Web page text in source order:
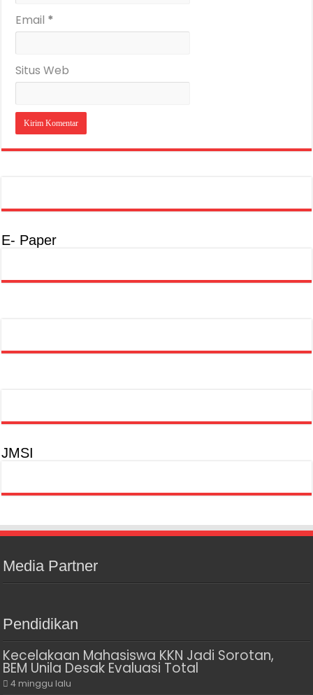
Email *
Situs Web
E- Paper
JMSI
Media Partner
Pendidikan
Kecelakaan Mahasiswa KKN Jadi Sorotan,
BEM Unila Desak Evaluasi Total
4 minggu lalu